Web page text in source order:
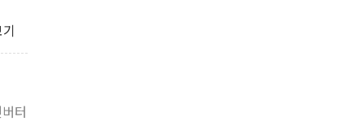
대 후퇴
지 찾겠다"
터